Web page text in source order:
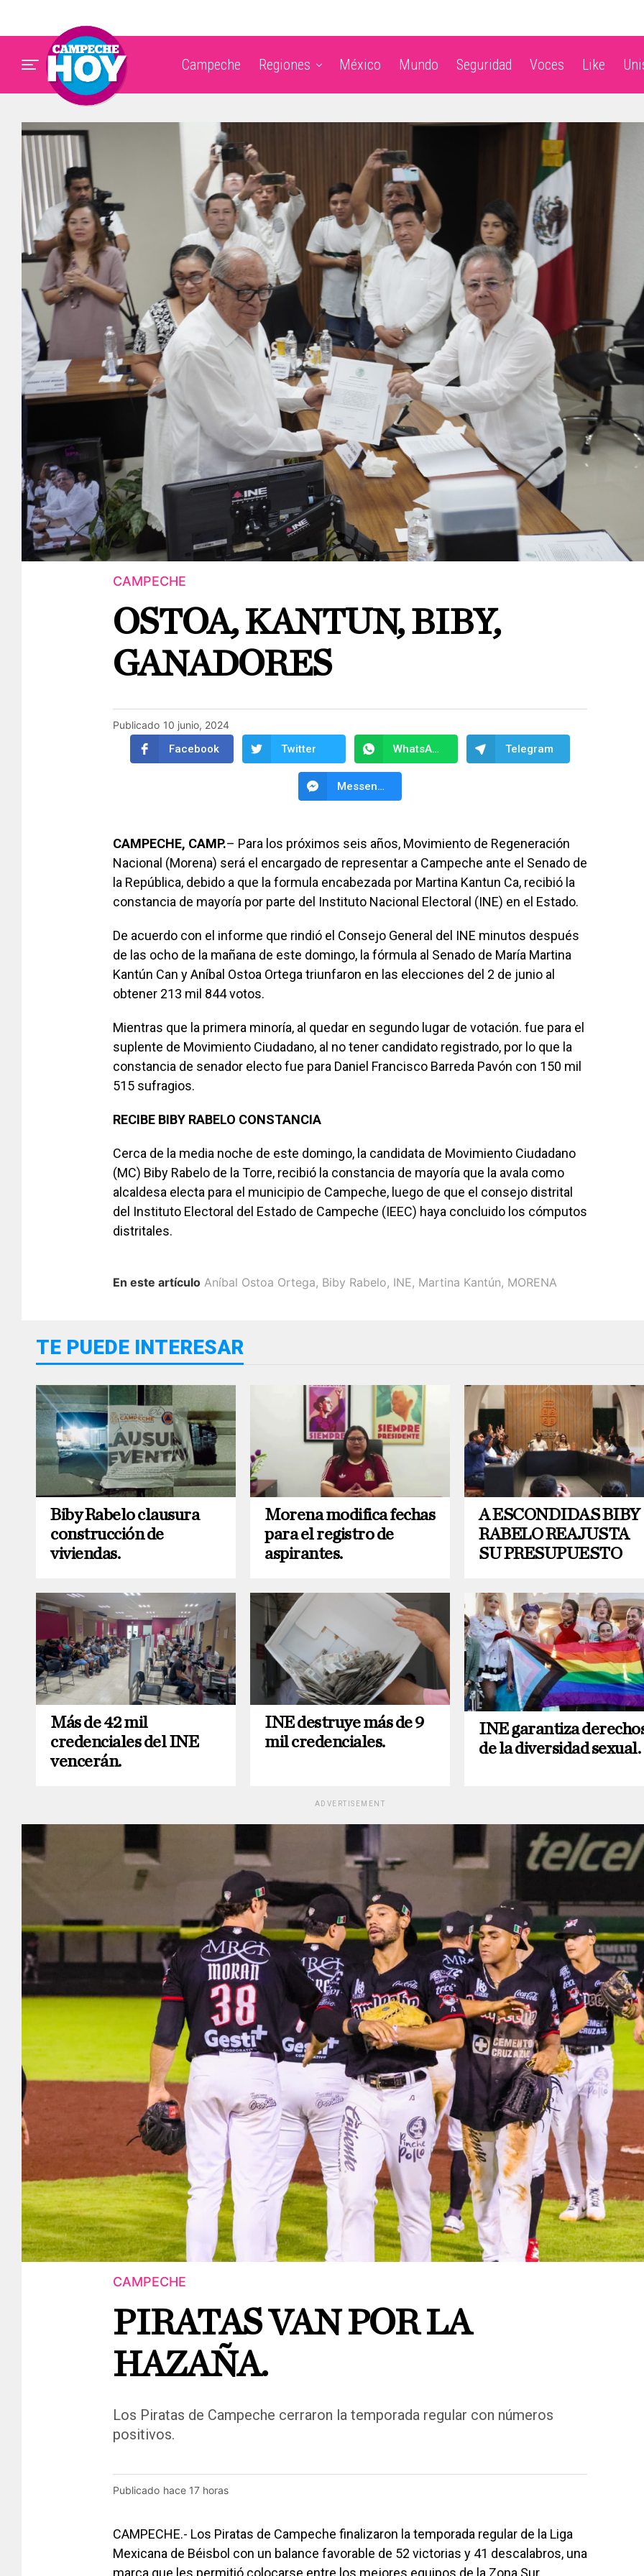
Campeche Regiones México Mundo Seguridad Voces Like
CAMPECHE
OSTOA, KANTUN, BIBY,
GANADORES
Publicado 10 junio, 2024
Facebook Twitter WhatsApp Telegram
Messenger
CAMPECHE, CAMP.– Para los próximos seis años, Movimiento de Regeneración
Nacional (Morena) será el encargado de representar a Campeche ante el Senado de
la República, debido a que la formula encabezada por Martina Kantun Ca, recibió la
constancia de mayoría por parte del Instituto Nacional Electoral (INE) en el Estado.
De acuerdo con el informe que rindió el Consejo General del INE minutos después
de las ocho de la mañana de este domingo, la fórmula al Senado de María Martina
Kantún Can y Aníbal Ostoa Ortega triunfaron en las elecciones del 2 de junio al
obtener 213 mil 844 votos.
Mientras que la primera minoría, al quedar en segundo lugar de votación. fue para el
suplente de Movimiento Ciudadano, al no tener candidato registrado, por lo que la
constancia de senador electo fue para Daniel Francisco Barreda Pavón con 150 mil
515 sufragios.
RECIBE BIBY RABELO CONSTANCIA
Cerca de la media noche de este domingo, la candidata de Movimiento Ciudadano
(MC) Biby Rabelo de la Torre, recibió la constancia de mayoría que la avala como
alcaldesa electa para el municipio de Campeche, luego de que el consejo distrital
del Instituto Electoral del Estado de Campeche (IEEC) haya concluido los cómputos
distritales.
En este artículo Aníbal Ostoa Ortega, Biby Rabelo, INE, Martina Kantún, MORENA
TE PUEDE INTERESAR
Biby Rabelo clausura
construcción de
viviendas.
Morena modifica fechas
para el registro de
aspirantes.
A ESCONDIDAS BIBY
RABELO REAJUSTA
SU PRESUPUESTO
Más de 42 mil
credenciales del INE
vencerán.
INE destruye más de 9
mil credenciales.
INE garantiza
de la diversidad sexual.
ADVERTISEMENT
CAMPECHE
PIRATAS VAN POR LA
HAZAÑA.
Los Piratas de Campeche cerraron la temporada regular con números
positivos.
Publicado hace 17 horas
CAMPECHE.- Los Piratas de Campeche finalizaron la temporada regular de la Liga
Mexicana de Béisbol con un balance favorable de 52 victorias y 41 descalabros, una
marca que les permitió colocarse entre los mejores equipos de la Zona Sur.